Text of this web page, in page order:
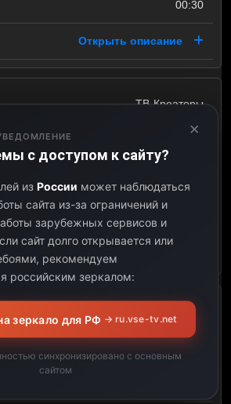
00:30
Открыть описание
ТВ-Креаторы
Открыть описание
д/с Послушаем вместе
10:40
×
с доступом к сайту?
из России может наблюдаться
сайта из-за ограничений и
зарубежных сервисов и
сайт долго открывается или
рекомендуем
российским зеркалом:
зеркало для РФ → ru.vse-tv.net
синхронизировано с основным
сайтом